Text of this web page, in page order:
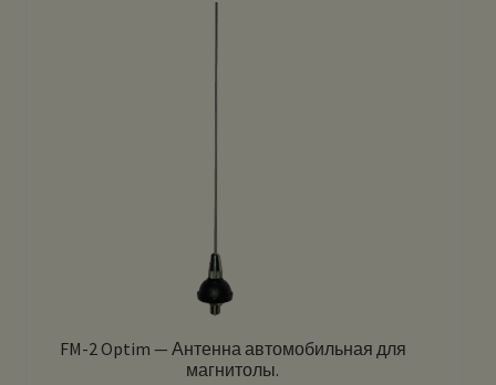
FM-2 Optim — Антенна автомобильная для
магнитолы.